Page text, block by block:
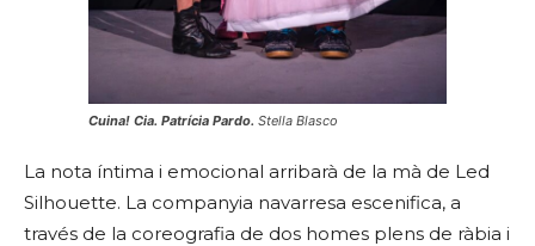
Cuina! Cia. Patrícia Pardo. Stella Blasco
La nota íntima i emocional arribarà de la mà de Led
Silhouette. La companyia navarresa escenifica, a
través de la coreografia de dos homes plens de ràbia i